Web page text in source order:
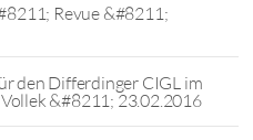
Revue &#8211;
den Differdinger CIGL im
&#8211; 23.02.2016